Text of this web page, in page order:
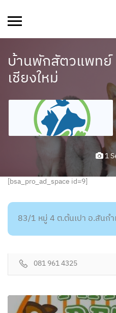
บ้านพักสัตวแพทย์
เชียงใหม่
1
[bsa_pro_ad_space id=9]
83/1 หมู่ 4 ต.ต้นเปา อ.สันก
081 961 4325